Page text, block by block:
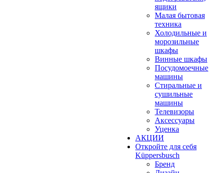
ящики
Малая бытовая
техника
Холодильные и
морозильные
шкафы
Винные шкафы
Посудомоечные
машины
Стиральные и
сушильные
машины
Телевизоры
Аксессуары
Уценка
АКЦИИ
Откройте для себя
Küppersbusch
Бренд